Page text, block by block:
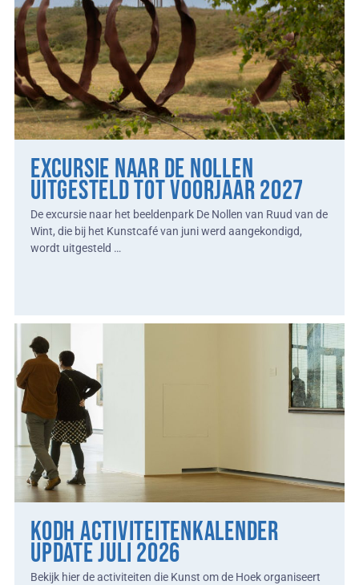
Excursie naar De Nollen
uitgesteld tot voorjaar 2027
De excursie naar het beeldenpark De Nollen van Ruud van de
Wint, die bij het Kunstcafé van juni werd aangekondigd,
wordt uitgesteld …
KodH Activiteitenkalender
update juli 2026
Bekijk hier de activiteiten die Kunst om de Hoek organiseert